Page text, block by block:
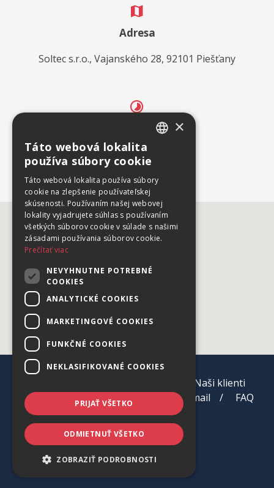
Adresa
Soltec s.r.o., Vajanského 28, 92101 Piešťany
Otváracie hodiny
8:00 – 17:00 Po – Pia
Naši klienti
Kontakt
Support Webmail FAQ
©2026
×
Táto webová lokalita
používa súbory cookie
Táto webová lokalita používa súbory
cookie na zlepšenie používateľskej
skúsenosti. Používaním našej webovej
lokality vyjadrujete súhlas s používaním
všetkých súborov cookie v súlade s našimi
zásadami používania súborov cookie.
Prečítať viac
NEVYHNUTNE POTREBNÉ
COOKIES
ANALYTICKÉ COOKIES
MARKETINGOVÉ COOKIES
FUNKČNÉ COOKIES
NEKLASIFIKOVANÉ COOKIES
PRIJAŤ VŠETKO
ODMIETNUŤ VŠETKO
ZOBRAZIŤ PODROBNOSTI